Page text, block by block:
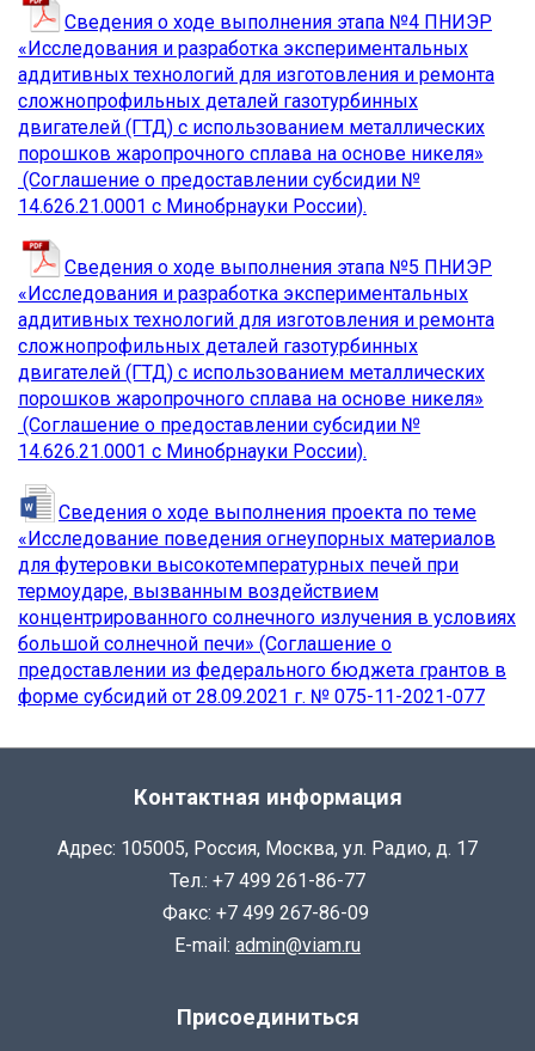
Сведения о ходе выполнения этапа №4 ПНИЭР
«Исследования и разработка экспериментальных
аддитивных технологий для изготовления и ремонта
сложнопрофильных деталей газотурбинных
двигателей (ГТД) с использованием металлических
порошков жаропрочного сплава на основе никеля»
(Соглашение о предоставлении субсидии №
14.626.21.0001 с Минобрнауки России).
Сведения о ходе выполнения этапа №5 ПНИЭР
«Исследования и разработка экспериментальных
аддитивных технологий для изготовления и ремонта
сложнопрофильных деталей газотурбинных
двигателей (ГТД) с использованием металлических
порошков жаропрочного сплава на основе никеля»
(Соглашение о предоставлении субсидии №
14.626.21.0001 с Минобрнауки России).
Сведения о ходе выполнения проекта по теме
«Исследование поведения огнеупорных материалов
для футеровки высокотемпературных печей при
термоударе, вызванным воздействием
концентрированного солнечного излучения в условиях
большой солнечной печи» (Соглашение о
предоставлении из федерального бюджета грантов в
форме субсидий от 28.09.2021 г. № 075-11-2021-077
Контактная информация
Адрес: 105005, Россия, Москва, ул. Радио, д. 17
Тел.: +7 499 261-86-77
Факс: +7 499 267-86-09
E-mail: admin@viam.ru
Присоединиться